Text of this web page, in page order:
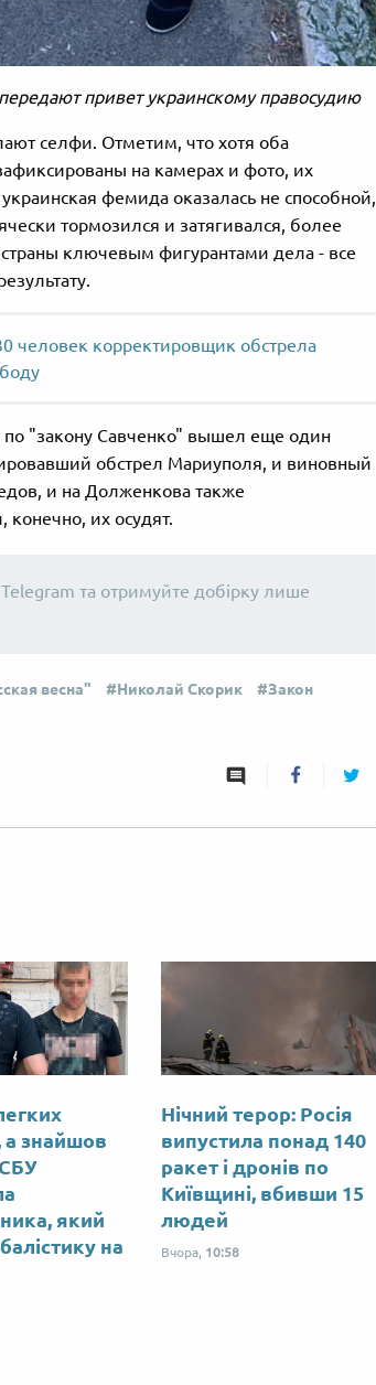
привет украинскому правосудию
селфи. Отметим, что хотя оба
на камерах и фото, их
фемида оказалась не способной,
тормозился и затягивался, более
ключевым фигурантами дела - все
человек корректировщик обстрела
по "закону Савченко" вышел еще один
обстрел Мариуполя, и виновный
и на Долженкова также
конечно, их осудят.
та отримуйте добірку лише
весна" Николай Скорик
Закон
а знайшов
який
на
Нічний терор: Росія
випустила понад 140
ракет і дронів по
Київщині, вбивши 15
людей
Вчора, 10:58